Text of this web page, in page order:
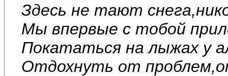
Здесь не тают
Мы впервые с тобой
Покататься на лыжах у
Отдохнуть от